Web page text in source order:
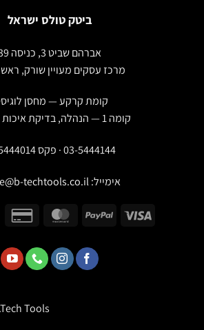
ביטק טולס ישראל
אברהם שביט 3, כניסה 39
מרכז עסקים מעויין שורק, ראשון לציון
קומת קרקע — מחסן לוגיסטי
03-5444144 · פקס 03-5444014
אימייל:office@b-techtools.co.il
© B.Tech Tools